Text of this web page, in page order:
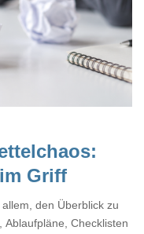
Griff
den Überblick zu
Ablaufpläne, Checklisten